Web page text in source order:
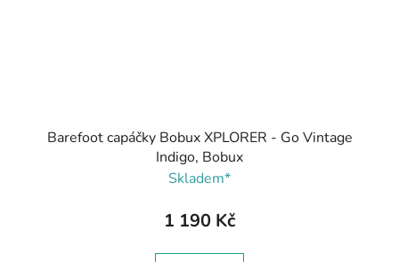
Barefoot capáčky Bobux XPLORER - Go Vintage
Indigo, Bobux
Skladem*
1 190 Kč